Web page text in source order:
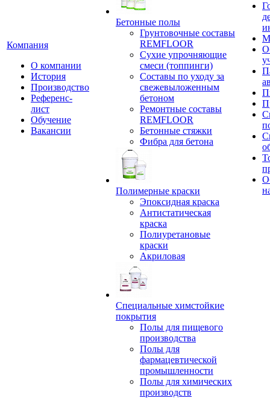
Компания
О компании
История
Производство
Референс-
лист
Обучение
Вакансии
Бетонные полы
Грунтовочные составы
REMFLOOR
Сухие упрочняющие
смеси (топпинги)
Составы по уходу за
свежевыложенным
бетоном
Ремонтные составы
REMFLOOR
Бетонные стяжки
Фибра для бетона
Полимерные краски
Эпоксидная краска
Антистатическая
краска
Полиуретановые
краски
Акриловая
Специальные химстойкие
покрытия
Полы для пищевого
производства
Полы для
фармацевтической
промышленности
Полы для химических
производств